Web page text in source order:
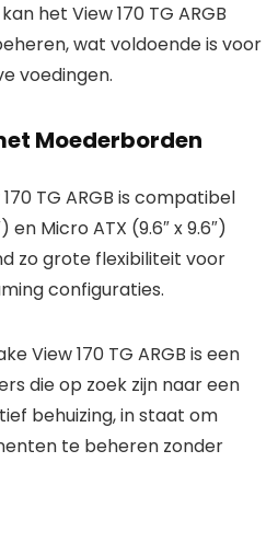
het View 170 TG ARGB
wat voldoende is voor
voedingen.
Moederborden
TG ARGB is compatibel
en Micro ATX (9.6″ x 9.6″)
zo grote flexibiliteit voor
configuraties.
View 170 TG ARGB is een
die op zoek zijn naar een
behuizing, in staat om
te beheren zonder